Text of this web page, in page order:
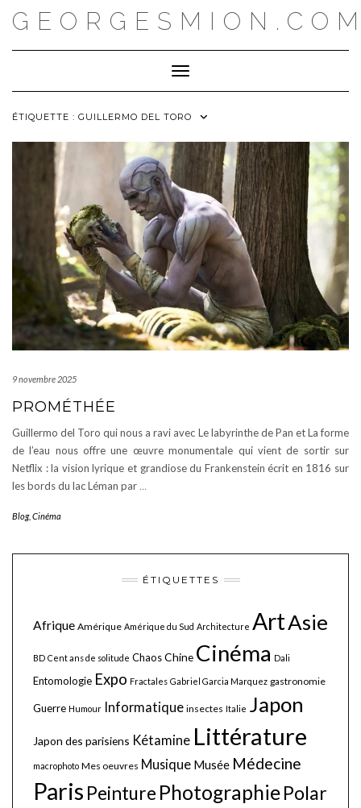
Toggle Navigation
ÉTIQUETTE : GUILLERMO DEL TORO
9 novembre 2025
PROMÉTHÉE
Guillermo del Toro qui nous a ravi avec Le labyrinthe de Pan et La forme
de l’eau nous offre une œuvre monumentale qui vient de sortir sur
Netflix : la vision lyrique et grandiose du Frankenstein écrit en 1816 sur
les bords du lac Léman par…
Blog, Cinéma
ÉTIQUETTES
Afrique Amérique Amérique du Sud Architecture ArtAsie
BD Cent ans de solitude ChaosChine Cinéma Dali
Entomologie Expo Fractales Gabriel Garcia Marquez gastronomie
Guerre Humour Informatique insectes Italie Japon
Japon des parisiens Kétamine Littérature
macrophoto Mes oeuvres Musique Musée Médecine
Paris Peinture PhotographiePolar